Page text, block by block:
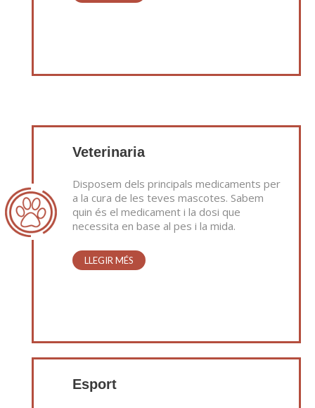
Veterinaria
Disposem dels principals medicaments per
a la cura de les teves mascotes. Sabem
quin és el medicament i la dosi que
necessita en base al pes i la mida.
LLEGIR MÉS
Esport